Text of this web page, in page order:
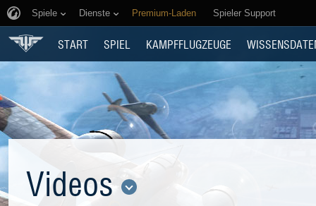
Spiele Dienste Premium-Laden Spieler Support
START SPIEL KAMPFFLUGZEUGE
Videos